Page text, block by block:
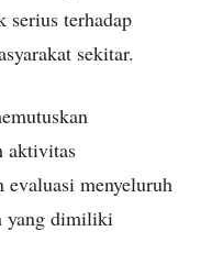
serius terhadap
sekitar.
aktivitas
evaluasi menyeluruh
yang dimiliki